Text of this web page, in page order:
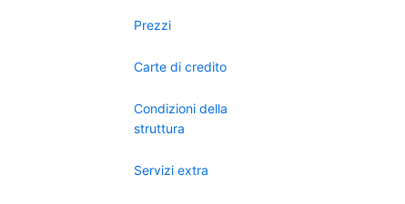
Prezzi
Carte di credito
Condizioni della
struttura
Servizi extra